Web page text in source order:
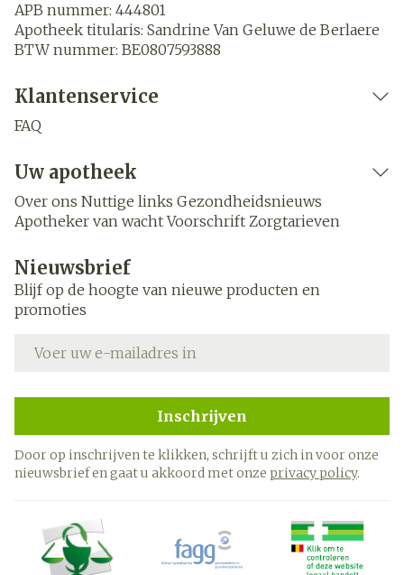
APB nummer: 444801
Apotheek titularis: Sandrine Van Geluwe de Berlaere
BTW nummer: BE0807593888
Klantenservice
FAQ
Uw apotheek
Over ons Nuttige links Gezondheidsnieuws
Apotheker van wacht Voorschrift Zorgtarieven
Nieuwsbrief
Blijf op de hoogte van nieuwe producten en
promoties
Inschrijven
Door op inschrijven te klikken, schrijft u zich in voor onze
nieuwsbrief en gaat u akkoord met onze privacy policy.